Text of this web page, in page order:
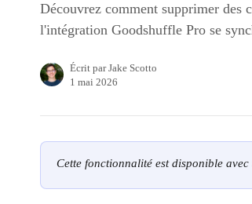
Découvrez comment supprimer des
l'intégration Goodshuffle Pro se
Écrit parJake Scotto
1 mai 2026
Cette fonctionnalité est disponible